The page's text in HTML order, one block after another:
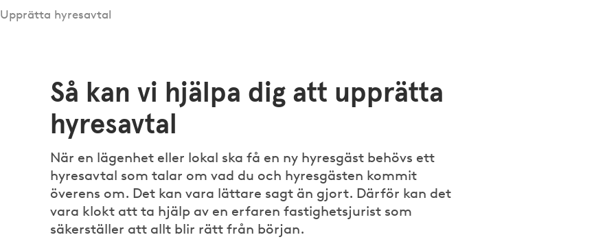
Upprätta hyresavtal
Så kan vi hjälpa dig att upprätta
hyresavtal
När en lägenhet eller lokal ska få en ny hyresgäst behövs ett
hyresavtal som talar om vad du och hyresgästen kommit
överens om. Det kan vara lättare sagt än gjort. Därför kan det
vara klokt att ta hjälp av en erfaren fastighetsjurist som
säkerställer att allt blir rätt från början.